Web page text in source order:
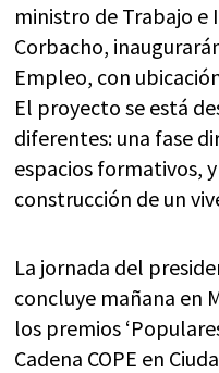
ministro de Trabajo e
Corbacho,
Empleo, con
El proyecto se está
diferentes: una fase
espacios formativos,
construcción de un
La jornada del
concluye mañana en
los premios
Cadena COPE en